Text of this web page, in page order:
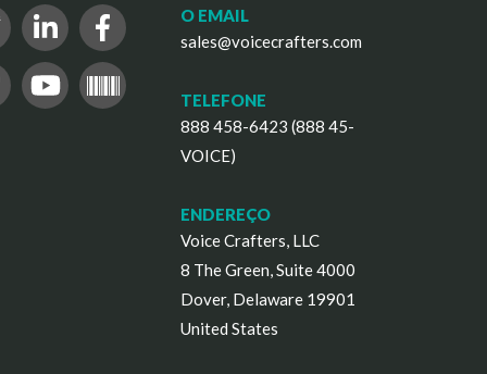
O EMAIL
sales@voicecrafters.com
TELEFONE
888 458-6423 (888 45-
VOICE)
ENDEREÇO
Voice Crafters, LLC
8 The Green, Suite 4000
Dover, Delaware 19901
United States